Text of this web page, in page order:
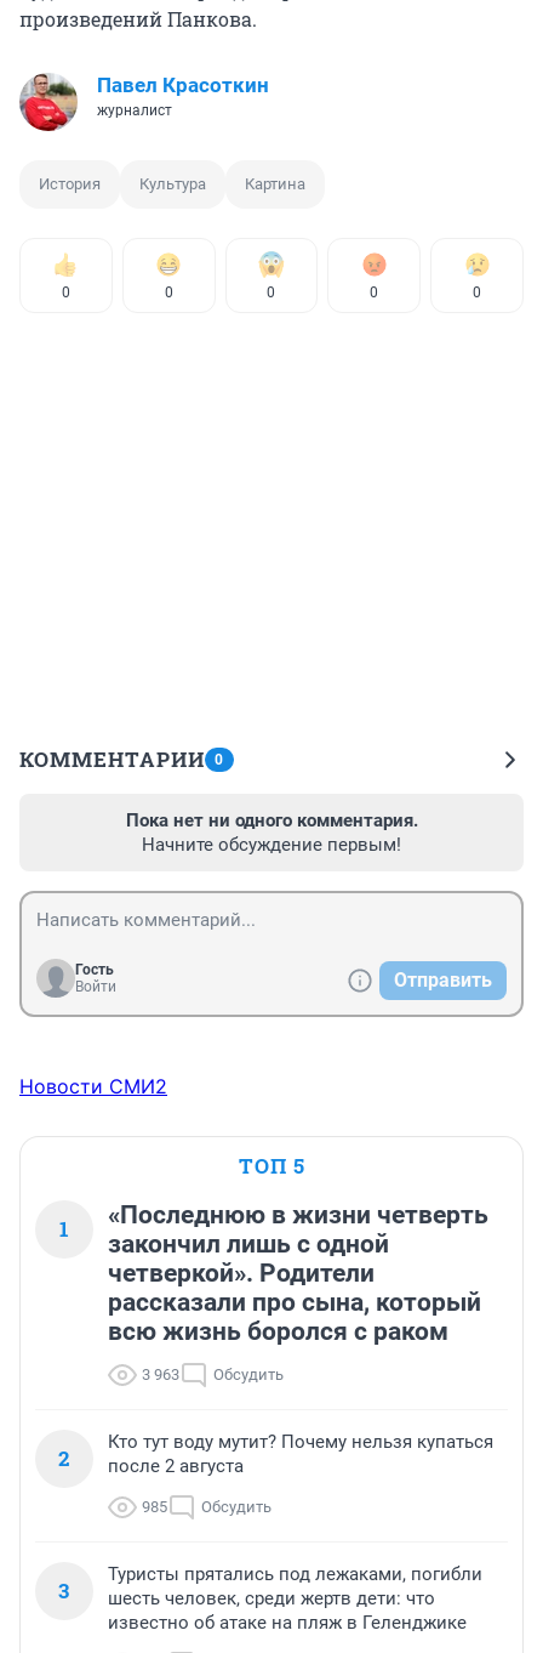
произведений Панкова.
Павел Красоткин
журналист
История Культура Картина
0 0 0 0 0
КОММЕНТАРИИ 0
Пока нет ни одного комментария.
Начните обсуждение первым!
Гость
Войти
Отправить
Новости СМИ2
ТОП 5
1
«Последнюю в жизни четверть
закончил лишь с одной
четверкой». Родители
рассказали про сына, который
всю жизнь боролся с раком
3 963 Обсудить
2
Кто тут воду мутит? Почему нельзя купаться
после 2 августа
985 Обсудить
3
Туристы прятались под лежаками, погибли
шесть человек, среди жертв дети: что
известно об атаке на пляж в Геленджике